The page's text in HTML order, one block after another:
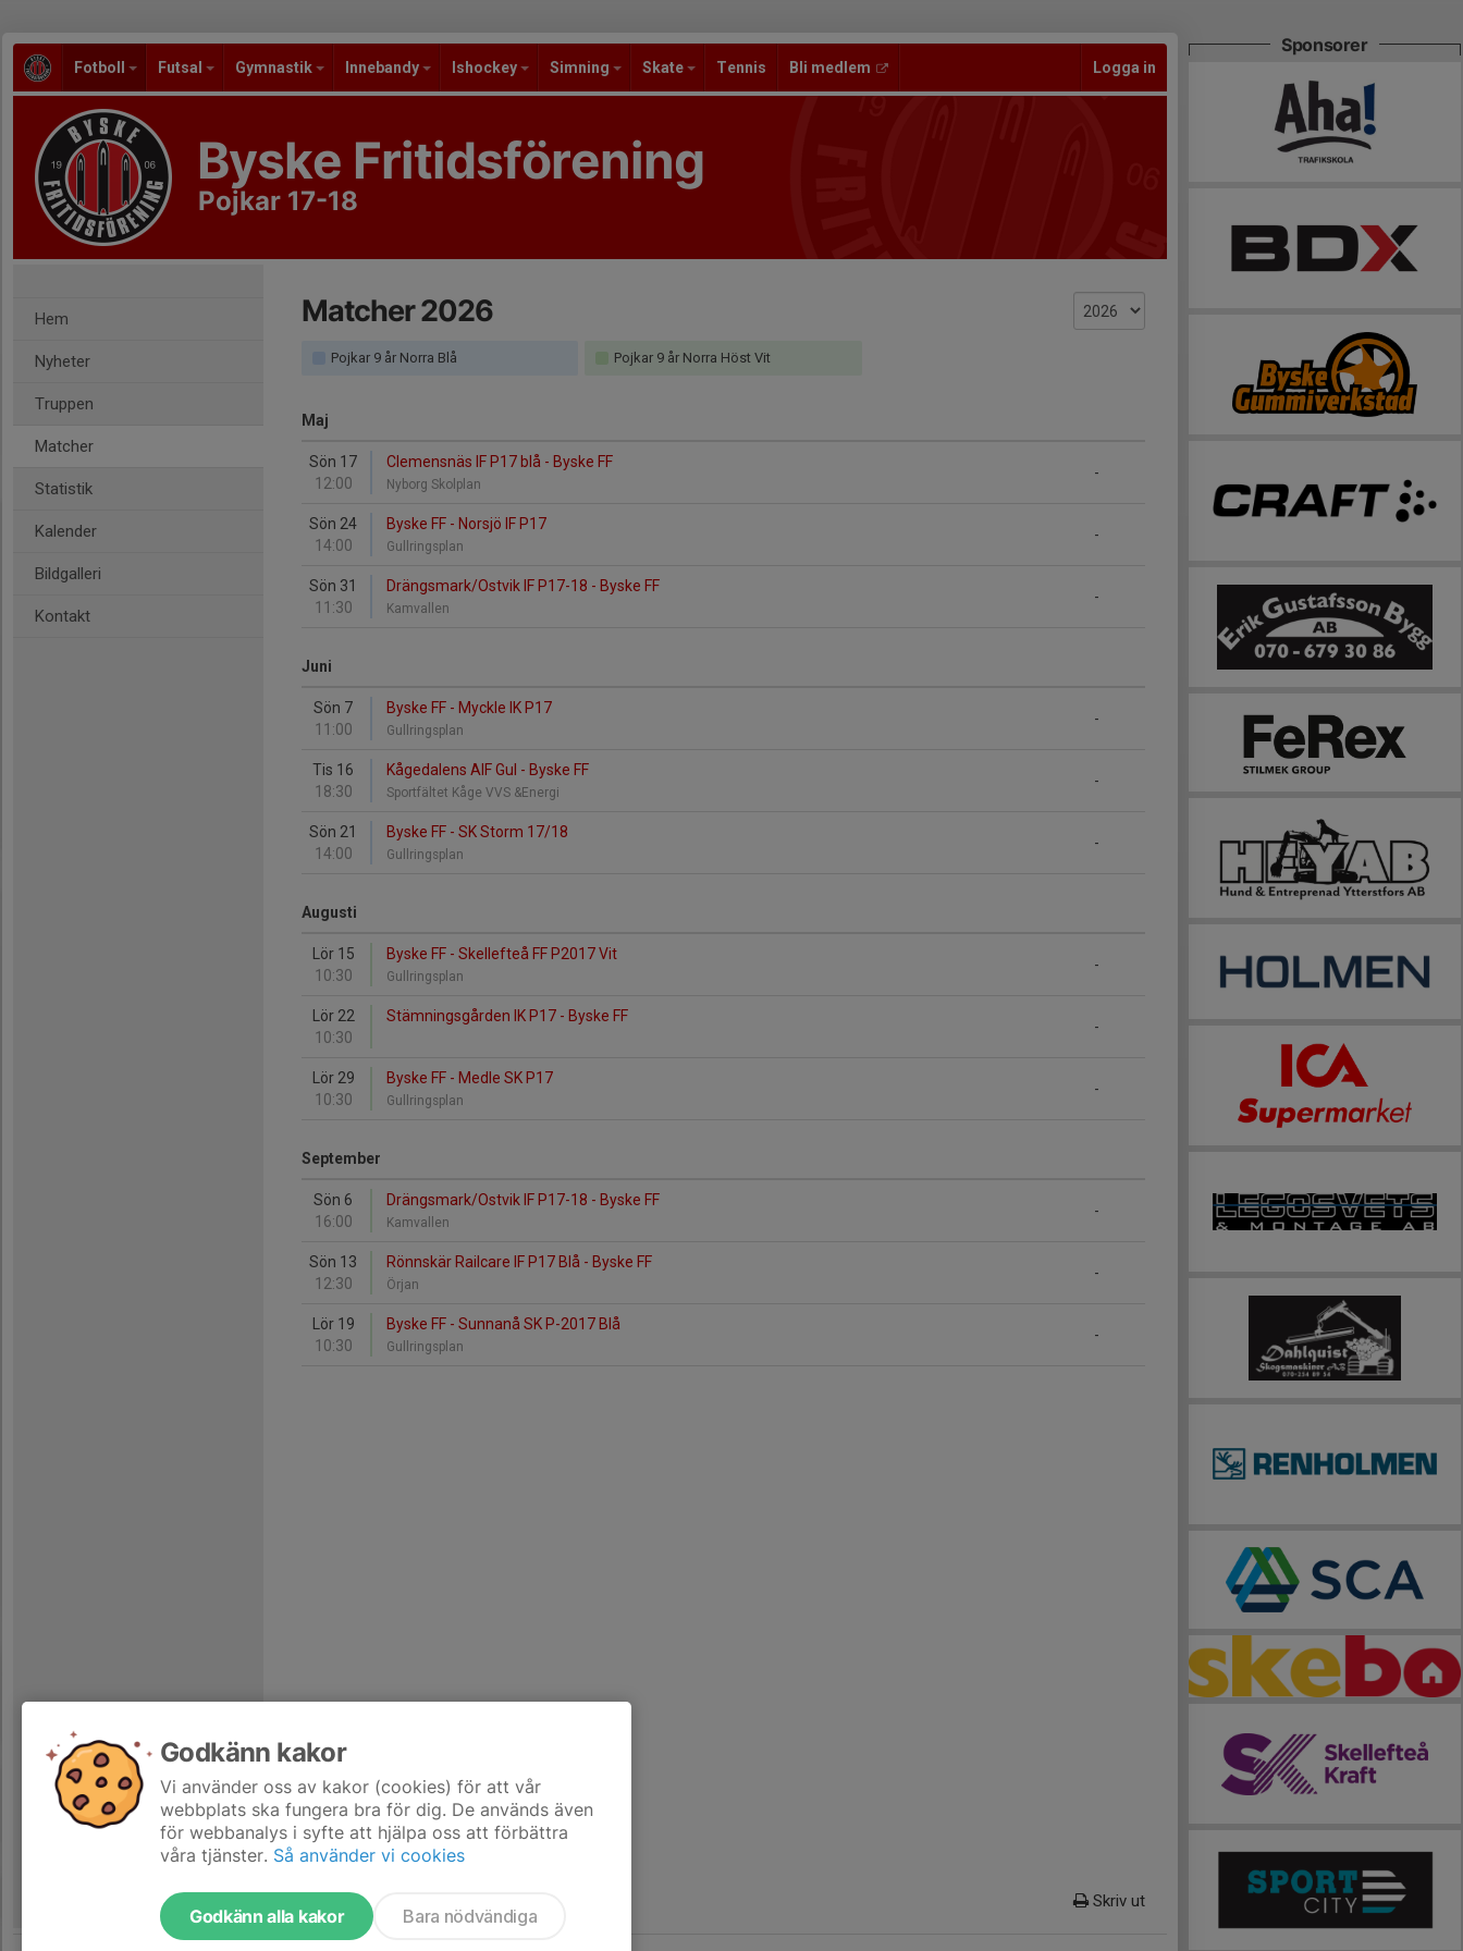
Fotboll Futsal Gymnastik Innebandy Ishockey Simning Skate Tennis Bli medlem Logga in
Byske Fritidsförening
Pojkar 17-18
Hem
Nyheter
Truppen
Matcher
Statistik
Kalender
Bildgalleri
Kontakt
Matcher 2026
Pojkar 9 år Norra Blå Pojkar 9 år Norra Höst Vit
Maj
Sön 17
12:00
-
Clemensnäs IF P17 blå - Byske FF
Nyborg Skolplan
Sön 24
14:00
-
Byske FF - Norsjö IF P17
Gullringsplan
Sön 31
11:30
-
Drängsmark/Ostvik IF P17-18 - Byske FF
Kamvallen
Juni
Sön 7
11:00
-
Byske FF - Myckle IK P17
Gullringsplan
Tis 16
18:30
-
Kågedalens AIF Gul - Byske FF
Sportfältet Kåge VVS &Energi
Sön 21
14:00
-
Byske FF - SK Storm 17/18
Gullringsplan
Augusti
Lör 15
10:30
-
Byske FF - Skellefteå FF P2017 Vit
Gullringsplan
Lör 22
10:30
-
Stämningsgården IK P17 - Byske FF
Lör 29
10:30
-
Byske FF - Medle SK P17
Gullringsplan
September
Sön 6
16:00
-
Drängsmark/Ostvik IF P17-18 - Byske FF
Kamvallen
Sön 13
12:30
-
Rönnskär Railcare IF P17 Blå - Byske FF
Örjan
Lör 19
10:30
-
Byske FF - Sunnanå SK P-2017 Blå
Gullringsplan
Skriv ut
Sponsorer
Godkänn kakor
Vi använder oss av kakor (cookies) för att vår
webbplats ska fungera bra för dig. De används även
för webbanalys i syfte att hjälpa oss att förbättra
våra tjänster. Så använder vi cookies
Godkänn alla kakor Bara nödvändiga